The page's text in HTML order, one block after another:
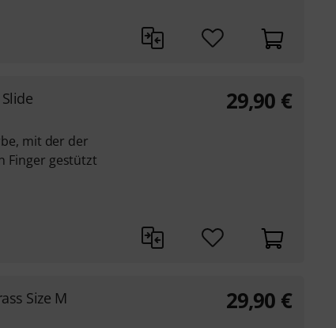
mit der der
Finger gestützt
29,90 €
Size M 29,90 €